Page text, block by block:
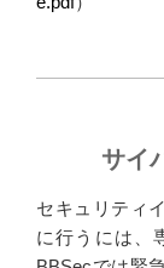
サイ
セキュリティ
に行うには、